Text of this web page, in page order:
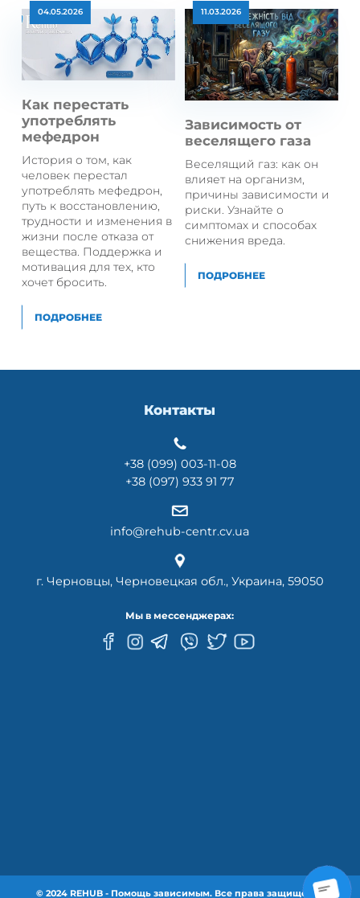
Как перестать
употреблять
мефедрон
04.05.2026
История о том, как
человек перестал
употреблять мефедрон,
путь к восстановлению,
трудности и изменения в
жизни после отказа от
вещества. Поддержка и
мотивация для тех, кто
хочет бросить.
ПОДРОБНЕЕ
Зависимость от
веселящего газа
11.03.2026
Веселящий газ: как он
влияет на организм,
причины зависимости и
риски. Узнайте о
симптомах и способах
снижения вреда.
ПОДРОБНЕЕ
Контакты
+38 (099) 003-11-08
+38 (097) 933 91 77
info@rehub-centr.cv.ua
г. Черновцы, Черновецкая обл., Украина, 59050
Мы в мессенджерах:
© 2024 REHUB - Помощь зависимым. Все права защищены.